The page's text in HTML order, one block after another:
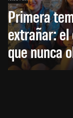
Primera
extrañar: el
que nunca